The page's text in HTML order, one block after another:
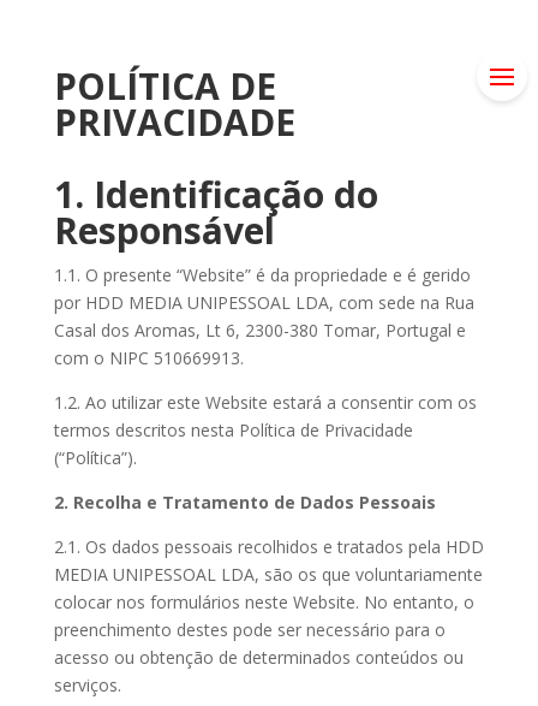
POLÍTICA DE
PRIVACIDADE
1. Identificação do
Responsável
1.1. O presente “Website” é da propriedade e é gerido
por HDD MEDIA UNIPESSOAL LDA, com sede na Rua
Casal dos Aromas, Lt 6, 2300-380 Tomar, Portugal e
com o NIPC 510669913.
1.2. Ao utilizar este Website estará a consentir com os
termos descritos nesta Política de Privacidade
(“Política”).
2. Recolha e Tratamento de Dados Pessoais
2.1. Os dados pessoais recolhidos e tratados pela HDD
MEDIA UNIPESSOAL LDA, são os que voluntariamente
colocar nos formulários neste Website. No entanto, o
preenchimento destes pode ser necessário para o
acesso ou obtenção de determinados conteúdos ou
serviços.